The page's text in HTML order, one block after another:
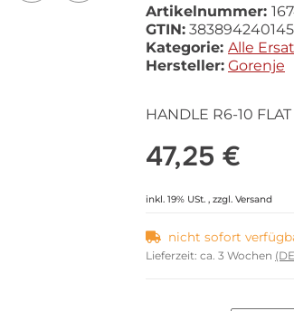
Artikelnummer:
GTIN:
Kategorie: Alle
Hersteller: Gorenje
HANDLE R6-10
47,25 €
inkl. 19% USt. , zzgl. Versand
nicht sofort
Lieferzeit: ca. 3 Wochen